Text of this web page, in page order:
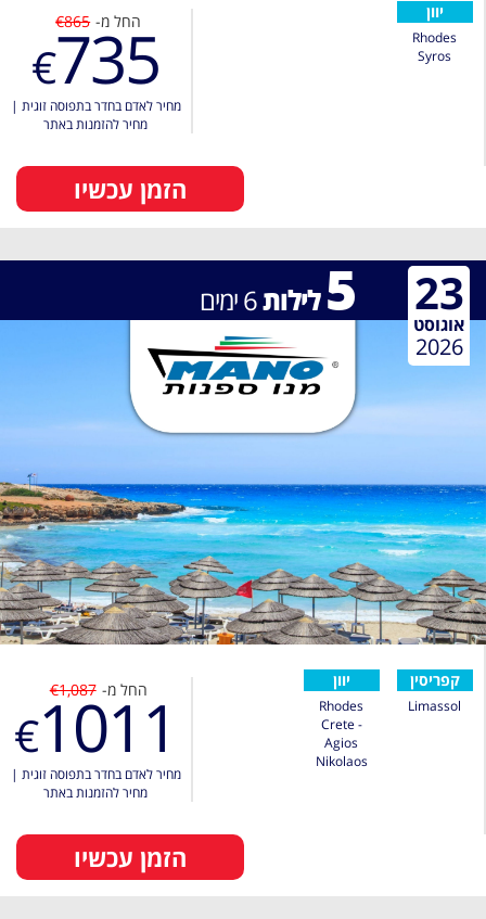
יוון
Rhodes
Syros
החל מ- €865
€735
מחיר לאדם בחדר בתפוסה זוגית |
מחיר להזמנות באתר
הזמן עכשיו
5 לילות6ימים 23
אוגוסט
2026
קפריסין
Limassol
יוון
Rhodes
Crete -
Agios
Nikolaos
החל מ- €1,087
€1011
מחיר לאדם בחדר בתפוסה זוגית |
מחיר להזמנות באתר
הזמן עכשיו